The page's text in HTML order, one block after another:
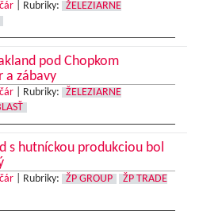
Rubriky:
ŽELEZIARNE
pod Chopkom
a zábavy
Rubriky:
ŽELEZIARNE
s hutníckou produkciou bol
Rubriky: ŽP GROUP
ŽP TRADE